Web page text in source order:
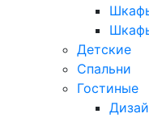
Детские
Спальни
Гостиные